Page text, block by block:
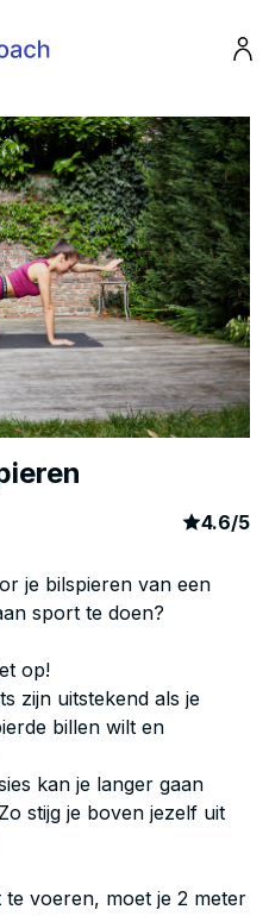
article
4.6/5
je bilspieren van een
sport te doen?
op!
zijn uitstekend als je
billen wilt en
kan je langer gaan
stijg je boven jezelf uit
voeren, moet je 2 meter